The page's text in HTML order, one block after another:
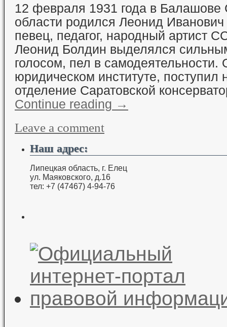
12 февраля 1931 года в Балашове
области родился Леонид
певец, педагог, народный артист
Леонид Болдин выделялся
голосом, пел в самодеятельности.
юридическом институте, поступил
отделение Саратовской
Continue reading →
Leave a comment
Наш адрес:
Липецкая область, г. Елец
ул. Маяковского, д.16
тел: +7 (47467) 4-94-76